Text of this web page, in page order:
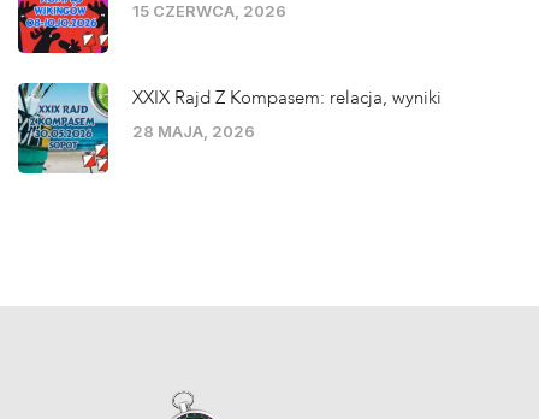
15 CZERWCA, 2026
XXIX Rajd Z Kompasem: relacja, wyniki
28 MAJA, 2026